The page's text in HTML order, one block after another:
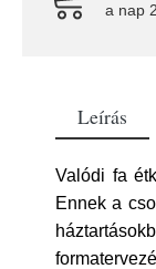
a nap
Leírás
Valódi fa
Ennek a